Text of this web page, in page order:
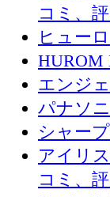
コミ、評
ヒュー
HUROM
エンジ
パナソ
シャー
アイリ
コミ、評